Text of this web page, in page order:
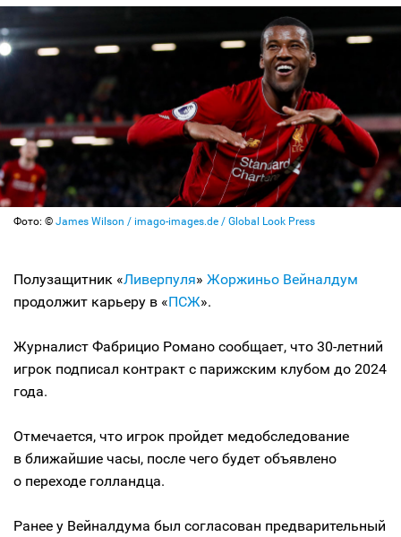
Фото: © James Wilson / imago-images.de / Global Look Press
Полузащитник «Ливерпуля» Жоржиньо Вейналдум
продолжит карьеру в «ПСЖ».
Журналист Фабрицио Романо сообщает, что 30-летний
игрок подписал контракт с парижским клубом до 2024
года.
Отмечается, что игрок пройдет медобследование
в ближайшие часы, после чего будет объявлено
о переходе голландца.
Ранее у Вейналдума был согласован предварительный